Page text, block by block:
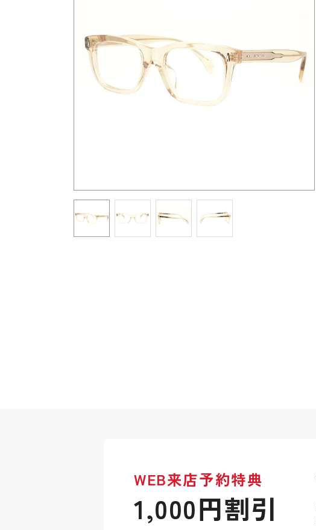
WEB来店予約特典
1,000円割引